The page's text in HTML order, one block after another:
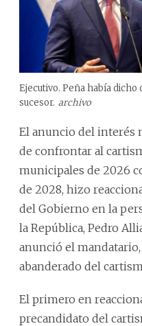
Ejecutivo. Peña había dicho
sucesor. archivo
El anuncio del interés
de confrontar al
municipales de 2026
de 2028, hizo
del Gobierno en la
la República, Pedro
anunció el mandatario,
abanderado del
El primero en
precandidato del